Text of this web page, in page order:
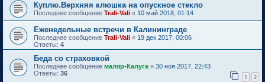
Куплю.Верхняя клюшка на опускное стекло
Последнее сообщение Trali-Vali « 10 май 2018, 01:14
Еженедельные встречи в Калининграде
Последнее сообщение Trali-Vali « 19 дек 2017, 00:06
Ответы: 4
Беда со страховкой
Последнее сообщение маляр-Калуга « 30 ноя 2017, 22:43
Ответы: 36 1 2